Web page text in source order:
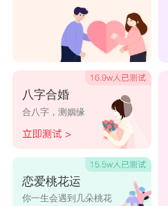
八字合婚
合八字，测姻缘
恋爱桃花运
你一生会遇到几朵桃花